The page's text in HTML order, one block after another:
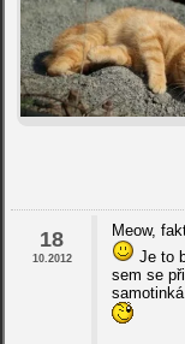
18
10.2012
Meow,
Je to
sem se